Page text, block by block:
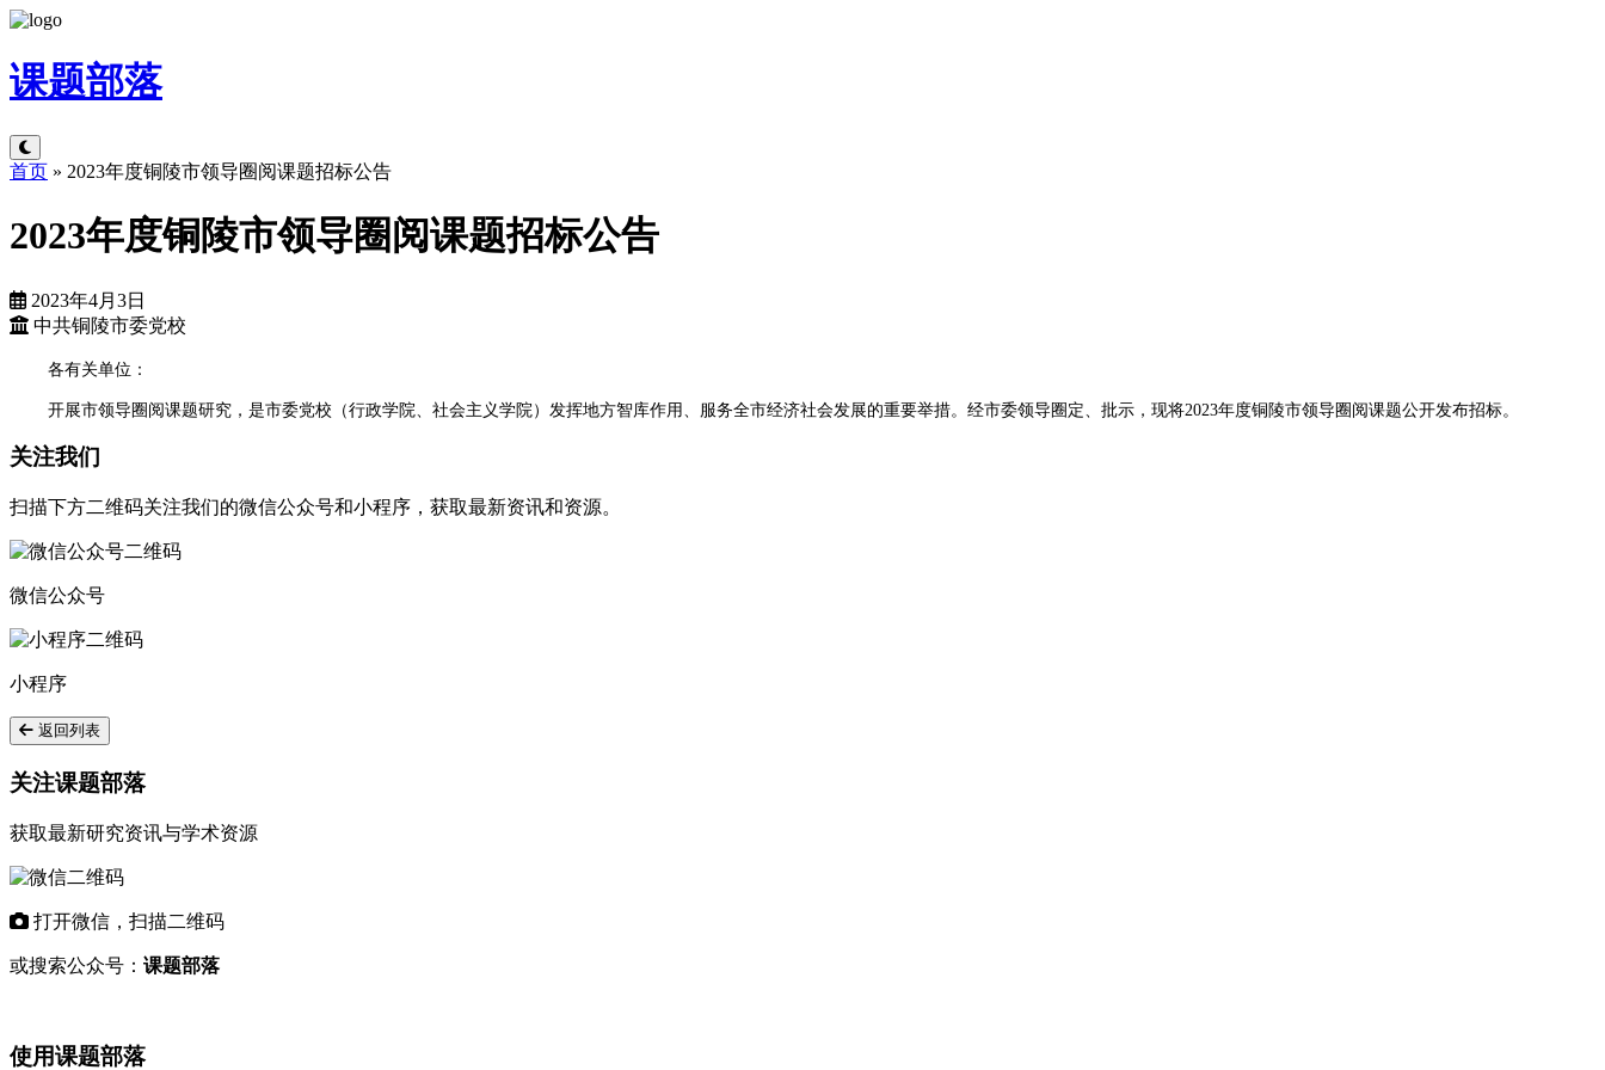
课题部落
首页 » 2023年度铜陵市领导圈阅课题招标公告
2023年度铜陵市领导圈阅课题招标公告
2023年4月3日
中共铜陵市委党校
各有关单位：
开展市领导圈阅课题研究，是市委党校（行政学院、社会主义学院）发挥地方智库作用、服务全市经济社会发展的重要举措。经市委领导圈定、批示，现将2023年度铜陵市领导圈阅课题公开发布招标。
关注我们
扫描下方二维码关注我们的微信公众号和小程序，获取最新资讯和资源。
微信公众号
小程序
返回列表
关注课题部落
获取最新研究资讯与学术资源
打开微信，扫描二维码
或搜索公众号： 课题部落
使用课题部落